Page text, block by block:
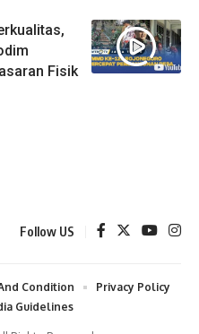
Fisik
Follow US
Condition
Privacy Policy
Guidelines